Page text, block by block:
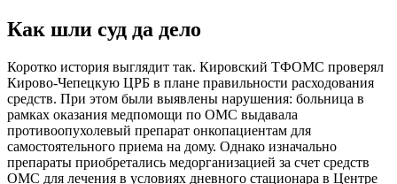
Как шли суд да дело
Коротко история выглядит так. Кировский ТФОМС проверял
Кирово-Чепецкую ЦРБ в плане правильности расходования
средств. При этом были выявлены нарушения: больница в
рамках оказания медпомощи по ОМС выдавала
противоопухолевый препарат онкопациентам для
самостоятельного приема на дому. Однако изначально
препараты приобретались медорганизацией за счет средств
ОМС для лечения в условиях дневного стационара в Центре